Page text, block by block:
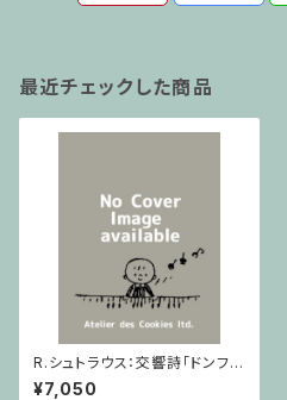
最近チェックした商品
R.シュトラウス：交響詩「ドンファ
ン」 / フルスコア
¥7,050